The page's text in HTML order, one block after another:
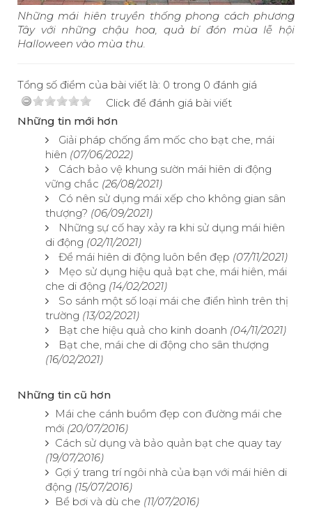
Những mái hiên truyền thống phong cách phương
Tây với những chậu hoa, quả bí đón mùa lễ hội
Halloween vào mùa thu.
Tổng số điểm của bài viết là: 0 trong 0 đánh giá
Click để đánh giá bài viết
Những tin mới hơn
Giải pháp chống ẩm mốc cho bạt che, mái
hiên (07/06/2022)
Cách bảo vệ khung sườn mái hiên di động
vững chắc (26/08/2021)
Có nên sử dụng mái xếp cho không gian sân
thượng? (06/09/2021)
Những sự cố hay xảy ra khi sử dụng mái hiên
di động (02/11/2021)
Để mái hiên di động luôn bền đẹp (07/11/2021)
Mẹo sử dụng hiệu quả bạt che, mái hiên, mái
che di động (14/02/2021)
So sánh một số loại mái che điển hình trên thị
trường (13/02/2021)
Bạt che hiệu quả cho kinh doanh (04/11/2021)
Bạt che, mái che di động cho sân thượng
(16/02/2021)
Những tin cũ hơn
Mái che cánh buồm đẹp con đường mái che
mới (20/07/2016)
Cách sử dụng và bảo quản bạt che quay tay
(19/07/2016)
Gợi ý trang trí ngôi nhà của bạn với mái hiên di
động (15/07/2016)
Bể bơi và dù che (11/07/2016)